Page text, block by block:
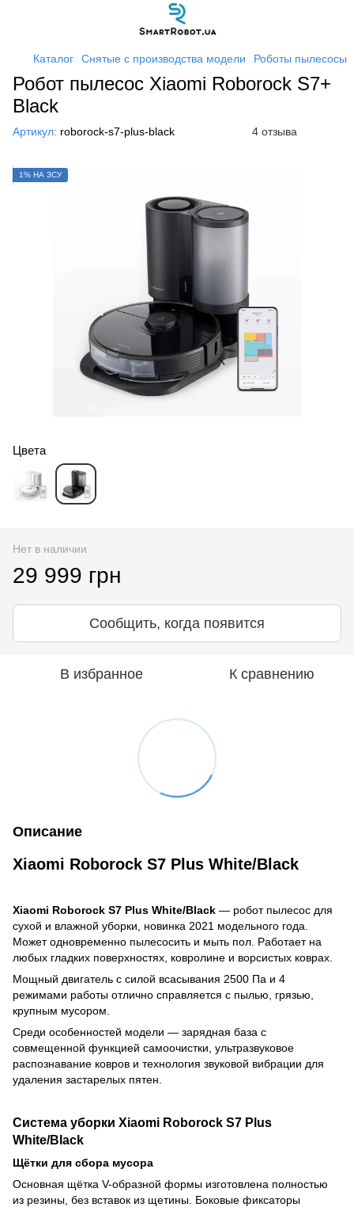
Каталог Снятые с производства модели Роботы пылесосы
Робот пылесос Xiaomi Roborock S7+
Black
Артикул: roborock-s7-plus-black 4 отзыва
1% НА ЗСУ
Цвета
Нет в наличии
29 999 грн
Сообщить, когда появится
В избранное К сравнению
Описание
Xiaomi Roborock S7 Plus White/Black
Xiaomi Roborock S7 Plus White/Black — робот пылесос для
сухой и влажной уборки, новинка 2021 модельного года.
Может одновременно пылесосить и мыть пол. Работает на
любых гладких поверхностях, ковролине и ворсистых коврах.
Мощный двигатель с силой всасывания 2500 Па и 4
режимами работы отлично справляется с пылью, грязью,
крупным мусором.
Среди особенностей модели — зарядная база с
совмещенной функцией самоочистки, ультразвуковое
распознавание ковров и технология звуковой вибрации для
удаления застарелых пятен.
Система уборки Xiaomi Roborock S7 Plus
White/Black
Щётки для сбора мусора
Основная щётка V-образной формы изготовлена полностью
из резины, без вставок из щетины. Боковые фиксаторы